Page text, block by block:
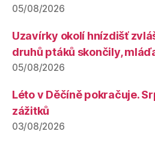
05/08/2026
Uzavírky okolí hnízdišť
druhů ptáků skončily,
05/08/2026
Léto v Děčíně pokračuje.
zážitků
03/08/2026